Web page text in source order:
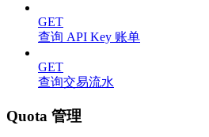
GET
查询 API Key 账单
GET
查询交易流水
Quota 管理